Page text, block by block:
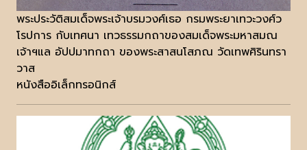
พระประวัติสมเด็จพระเจ้าบรมวงศ์เธอ กรมพระยาเทวะวงศ์ว
โรปการ กับเทศนา เทวธรรมกถาของสมเด็จพระมหาสมณ
เจ้าฯแล อัปปมาทกถา ของพระสาสนโสภณ วัดเทพศิรินทรา
วาส
หนังสืออิเล็กทรอนิกส์